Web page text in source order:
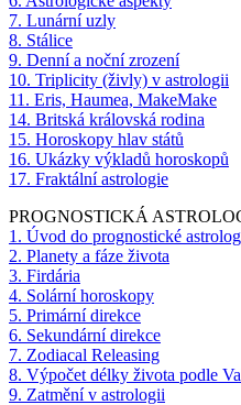
7. Lunární uzly
8. Stálice
9. Denní a noční zrození
10. Triplicity (živly) v astrologii
11. Eris, Haumea, MakeMake
14. Britská královská rodina
15. Horoskopy hlav států
16. Ukázky výkladů horoskopů
17. Fraktální astrologie
PROGNOSTICKÁ
1. Úvod do prognostické
2. Planety a fáze života
3. Firdária
4. Solární horoskopy
5. Primární direkce
6. Sekundární direkce
7. Zodiacal Releasing
8. Výpočet délky života podle
9. Zatmění v astrologii